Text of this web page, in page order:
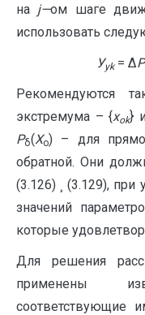
на j—ом шаге
использовать
Уyk= ∆P
Рекомендуются
экстремума – {xok}
Pδ(Xo) – для
обратной. Они
(3.126) ¸ (3.129), при
значений
которые
Для решения
применены
соответствующие